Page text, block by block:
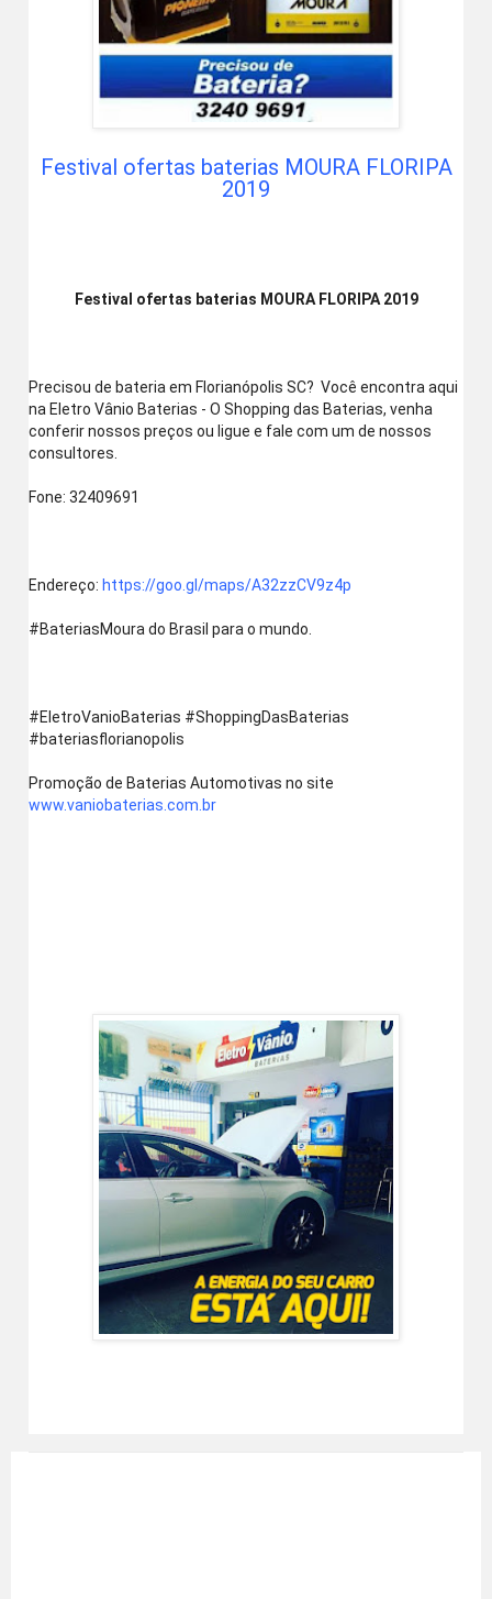
Festival ofertas baterias MOURA FLORIPA
2019
Festival ofertas baterias MOURA FLORIPA 2019
Precisou de bateria em Florianópolis SC?  Você encontra aqui
na Eletro Vânio Baterias - O Shopping das Baterias, venha
conferir nossos preços ou ligue e fale com um de nossos
consultores.
Fone: 32409691
Endereço: https://goo.gl/maps/A32zzCV9z4p
‪#‎BateriasMoura‬ do Brasil para o mundo.
‪#‎EletroVanioBaterias‬ ‪#‎ShoppingDasBaterias‬
‪#‎bateriasflorianopolis‬
www.vaniobaterias.com.br